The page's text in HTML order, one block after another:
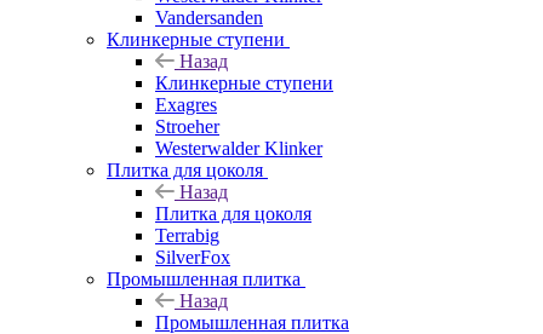
Vandersanden
Клинкерные ступени
Назад
Клинкерные ступени
Exagres
Stroeher
Westerwalder Klinker
Плитка для цоколя
Назад
Плитка для цоколя
Terrabig
SilverFox
Промышленная плитка
Назад
Промышленная плитка